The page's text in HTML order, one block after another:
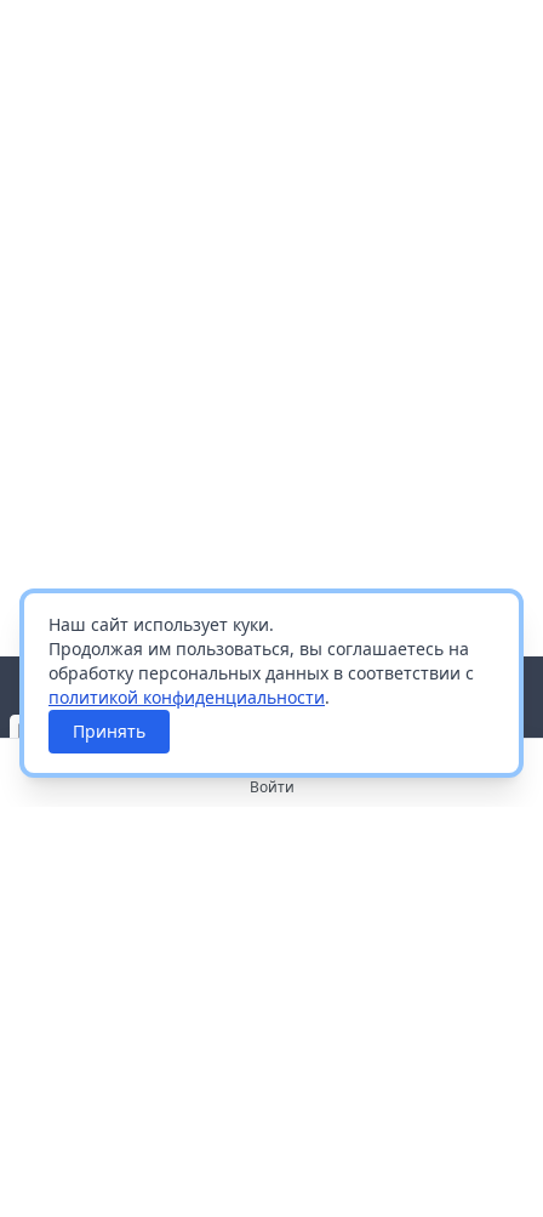
Наш сайт использует куки.
Продолжая им пользоваться, вы соглашаетесь на
обработку персональных данных в соответствии с
политикой конфиденциальности.
Принять
Войти